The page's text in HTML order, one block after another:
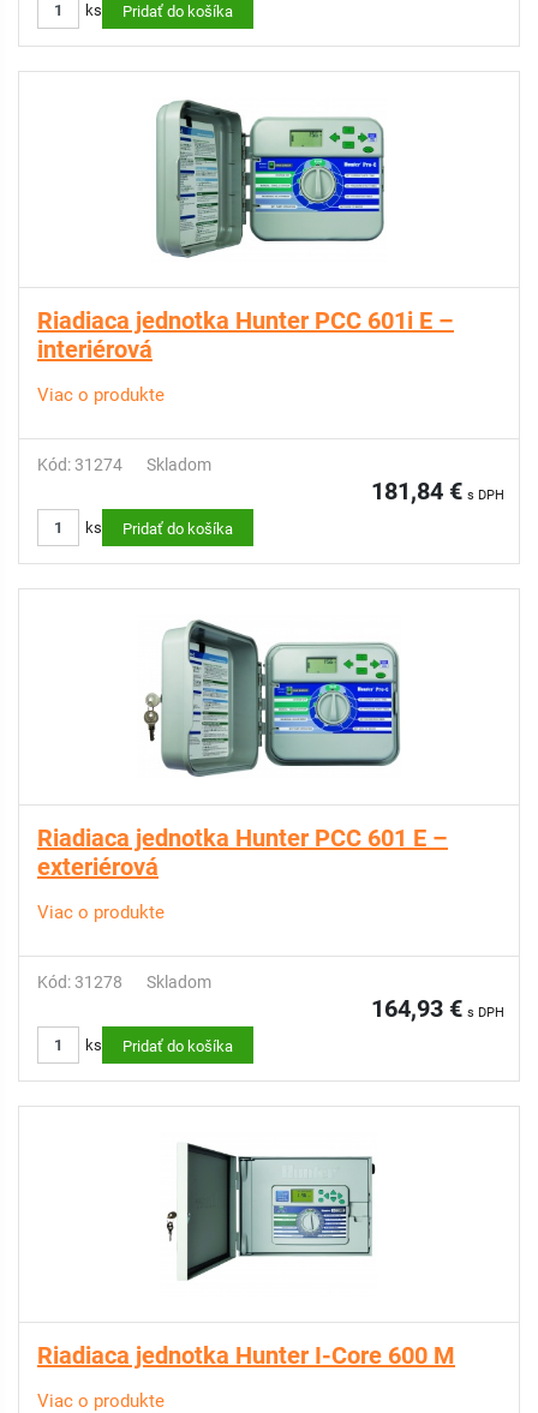
ks Pridať do košíka
Riadiaca jednotka Hunter PCC 601i E –
interiérová
Viac o produkte
Kód: 31274 Skladom
181,84 € s DPH
ks Pridať do košíka
Riadiaca jednotka Hunter PCC 601 E –
exteriérová
Viac o produkte
Kód: 31278 Skladom
164,93 € s DPH
ks Pridať do košíka
Riadiaca jednotka Hunter I-Core 600 M
Viac o produkte